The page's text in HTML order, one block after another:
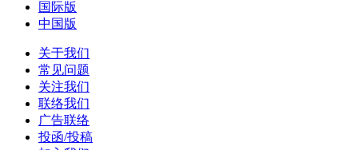
国际版
中国版
关于我们
常见问题
关注我们
联络我们
广告联络
投函/投稿